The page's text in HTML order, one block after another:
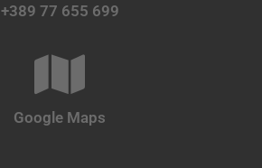
+389 77 655 699
Google Maps